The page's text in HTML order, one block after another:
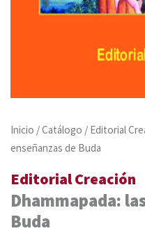
Inicio /Catálogo / Editorial
enseñanzas de Buda
Editorial Creación
Dhammapada:
Buda